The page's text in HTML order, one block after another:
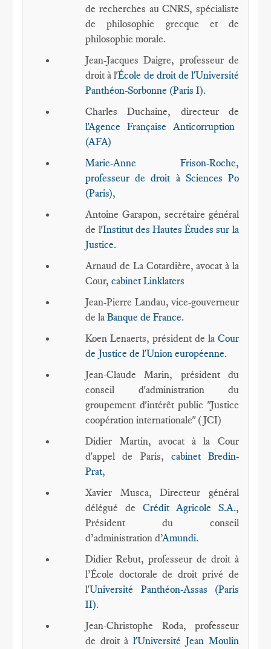
de recherches au CNRS, spécialiste
de philosophie grecque et de
philosophie morale.
Jean-Jacques Daigre, professeur de
droit à l'École de droit de l'Université
Panthéon-Sorbonne (Paris I).
Charles Duchaine, directeur de
l'Agence Française Anticorruption
(AFA)
Marie-Anne Frison-Roche,
professeur de droit à Sciences Po
(Paris),
Antoine Garapon, secrétaire général
de l'Institut des Hautes Études sur la
Justice.
Arnaud de La Cotardière, avocat à la
Cour,cabinet Linklaters
Jean-Pierre Landau, vice-gouverneur
de laBanque de France.
Koen Lenaerts, président de la Cour
de Justice de l'Union européenne.
Jean-Claude Marin, président du
conseil d'administration du
groupement d'intérêt public "Justice
coopération internationale" (JCI)
Didier Martin, avocat à la Cour
d'appel de Paris, cabinet Bredin-
Prat,
Xavier Musca, Directeur général
délégué de Crédit Agricole S.A.,
Président du conseil
d’administration d’Amundi.
Didier Rebut, professeur de droit à
l’École doctorale de droit privé de
l'Université Panthéon-Assas (Paris
II).
Jean-Christophe Roda, professeur
de droit à l'Université Jean Moulin